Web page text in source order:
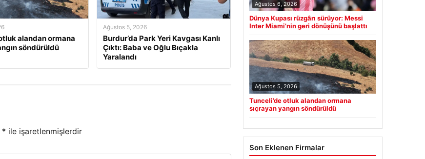
alandan ormana
söndürüldü
Ağustos 5, 2026
Burdur’da Park Yeri Kavgası Kanlı
Çıktı: Baba ve Oğlu Bıçakla
Yaralandı
* ile işaretlenmişlerdir
Ağustos 6, 2026
Dünya Kupası rüzgârı sürüyor: Messi
Inter Miami’nin geri dönüşünü başlattı
Ağustos 5, 2026
Tunceli’de otluk alandan ormana
sıçrayan yangın söndürüldü
Son Eklenen Firmalar